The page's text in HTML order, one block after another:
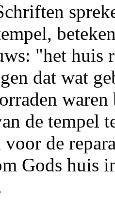
"het huis
dat wat
de tempel
voor de
Gods huis